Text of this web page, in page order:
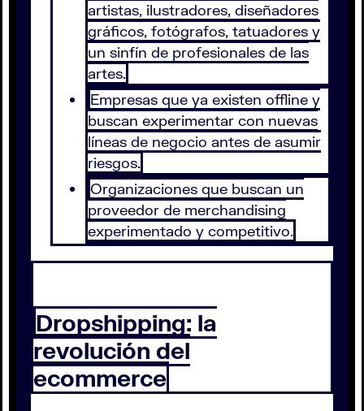
artistas, ilustradores, diseñadores
gráficos, fotógrafos, tatuadores y
un sinfín de profesionales de las
artes.
Empresas que ya existen offline y
buscan experimentar con nuevas
líneas de negocio antes de asumir
riesgos.
Organizaciones que buscan un
proveedor de merchandising
experimentado y competitivo.
Dropshipping: la
revolución del
ecommerce